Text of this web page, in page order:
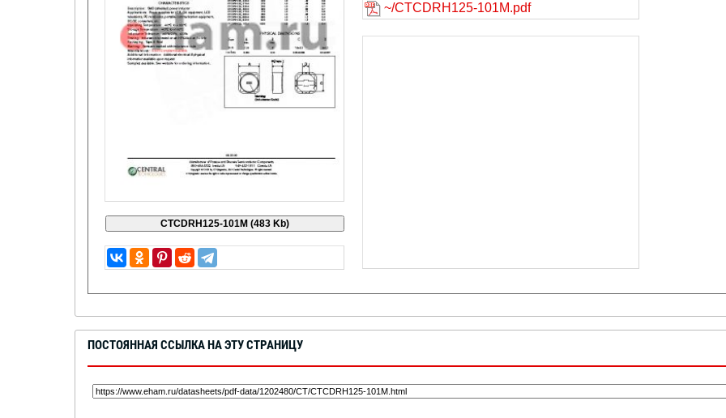
~/CTCDRH125-101M.pdf
ПОСТОЯННАЯ ССЫЛКА НА ЭТУ СТРАНИЦУ